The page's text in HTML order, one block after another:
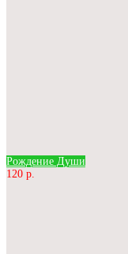
Рождение Души
120 р.